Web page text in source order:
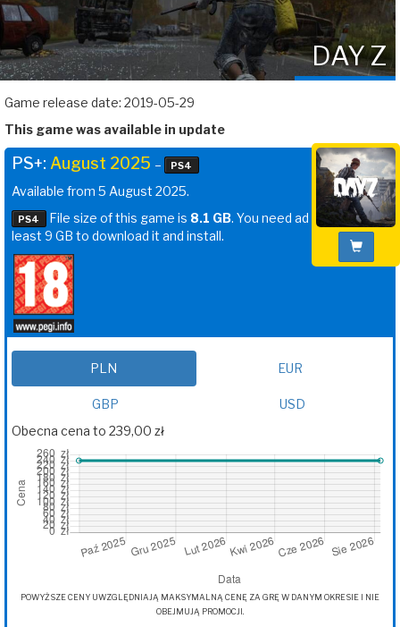
DAY Z
Game release date: 2019-05-29
This game was available in update
PS+: August 2025 – PS4
Available from 5 August 2025.
PS4 File size of this game is 8.1 GB. You need ad
least 9 GB to download it and install.
PLN EUR
GBP
USD
Obecna cena to 239,00 zł
POWYŻSZE CENY UWZGLĘDNIAJĄ MAKSYMALNĄ CENĘ ZA GRĘ W DANYM OKRESIE I NIE
OBEJMUJĄ PROMOCJI.